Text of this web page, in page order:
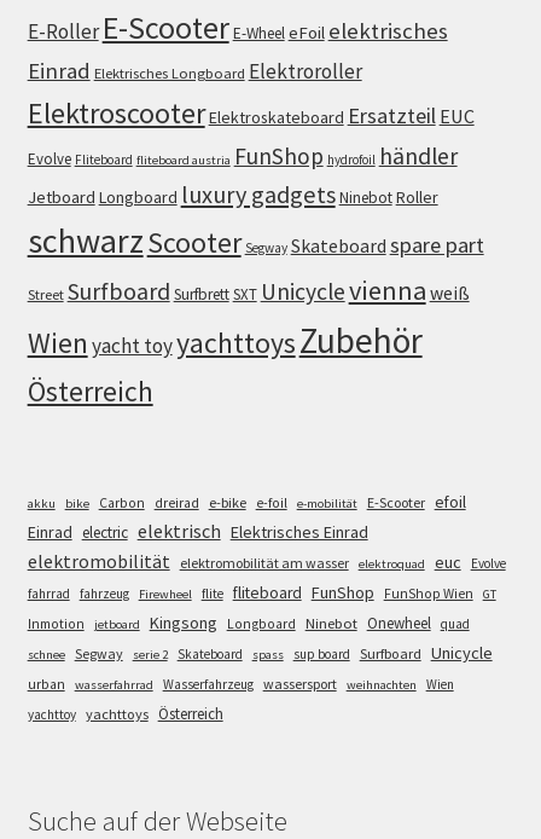
E-Roller E-ScooterE-WheeleFoil elektrisches
Einrad Elektrisches Longboard Elektroroller
ElektroscooterElektroskateboard Ersatzteil EUC
Evolve Fliteboard fliteboard austria FunShop hydrofoil händler
Jetboard Longboard luxury gadgetsNinebotRoller
schwarzScooter Segway Skateboard spare part
Street Surfboard SurfbrettSXT Unicyclevienna weiß
Wien yacht toyyachttoysZubehör
Österreich
akku bike Carbon dreirad e-bike e-foil e-mobilität E-Scooter efoil
Einrad electric elektrisch Elektrisches Einrad
elektromobilität elektromobilität am wasser elektroquad euc
Evolve
fahrrad
fahrzeug Firewheel flite fliteboard FunShop FunShop Wien GT
Inmotion jetboard Kingsong Longboard Ninebot Onewheel quad
schnee Segway serie 2 Skateboard spass sup board Surfboard Unicycle
urban wasserfahrrad Wasserfahrzeug wassersport weihnachten
Wien
yachttoy yachttoys Österreich
Suche auf der Webseite